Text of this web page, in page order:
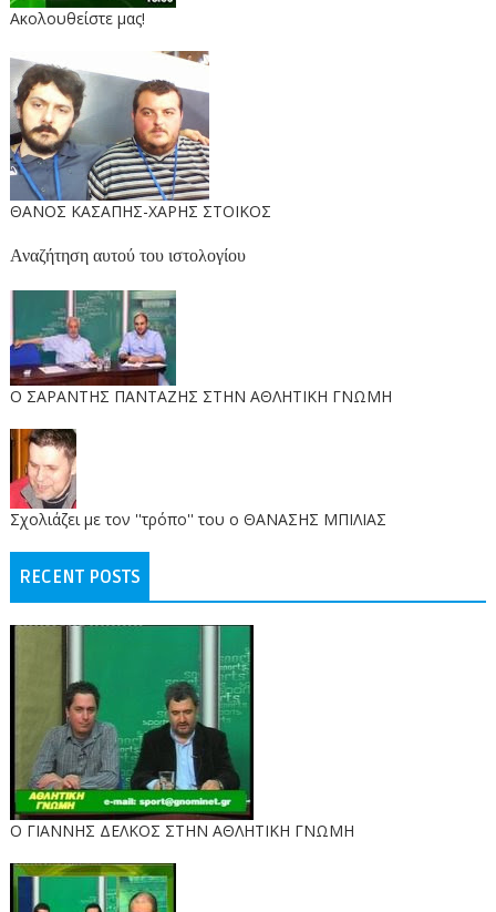
Ακολουθείστε μας!
ΘΑΝΟΣ ΚΑΣΑΠΗΣ-ΧΑΡΗΣ ΣΤΟΙΚΟΣ
Αναζήτηση αυτού του ιστολογίου
O ΣΑΡΑΝΤΗΣ ΠΑΝΤΑΖΗΣ ΣΤΗΝ ΑΘΛΗΤΙΚΗ ΓΝΩΜΗ
Σχολιάζει με τον ''τρόπο'' του ο ΘΑΝΑΣΗΣ ΜΠΙΛΙΑΣ
RECENT POSTS
Ο ΓΙΑΝΝΗΣ ΔΕΛΚΟΣ ΣΤΗΝ ΑΘΛΗΤΙΚΗ ΓΝΩΜΗ